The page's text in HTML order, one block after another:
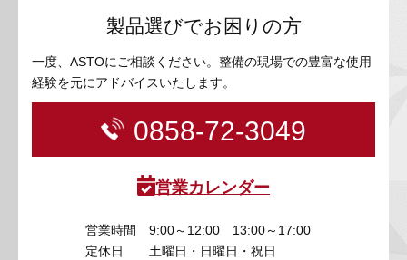
製品選びでお困りの方
一度、ASTOにご相談ください。整備の現場での豊富な使用
経験を元にアドバイスいたします。
0858-72-3049
営業カレンダー
営業時間
9:00～12:00 13:00～17:00
定休日
土曜日・日曜日・祝日